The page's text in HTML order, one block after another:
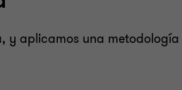
y aplicamos una